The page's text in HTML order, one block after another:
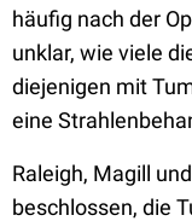
häufig nach der
unklar, wie viele
diejenigen mit
eine
Raleigh, Magill
beschlossen, die